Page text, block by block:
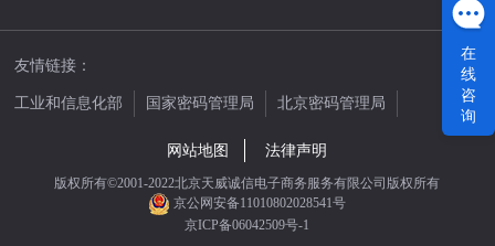
友情链接：
工业和信息化部 国家密码管理局
北京密码管理局
网站地图
法律声明
版权所有©2001-2022北京天威诚信电子商务服务有限公司版权所有
京公网安备11010802028541号
京ICP备06042509号-1
在
线
咨
询